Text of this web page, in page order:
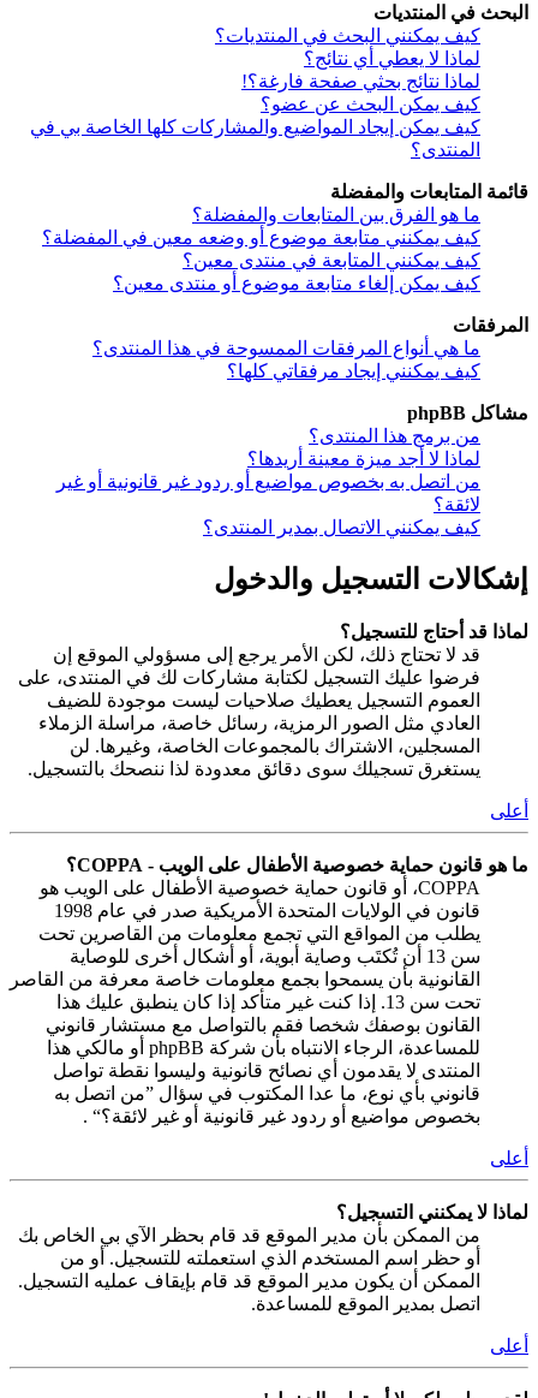
البحث في المنتديات
كيف يمكنني البحث في المنتديات؟
لماذا لا يعطي أي نتائج؟
لماذا نتائج بحثي صفحة فارغة؟!
كيف يمكن البحث عن عضو؟
كيف يمكن إيجاد المواضيع والمشاركات كلها الخاصة بي في
المنتدى؟
قائمة المتابعات والمفضلة
ما هو الفرق بين المتابعات والمفضلة؟
كيف يمكنني متابعة موضوع أو وضعه معين في المفضلة؟
كيف يمكنني المتابعة في منتدى معين؟
كيف يمكن إلغاء متابعة موضوع أو منتدى معين؟
المرفقات
ما هي أنواع المرفقات الممسوحة في هذا المنتدى؟
كيف يمكنني إيجاد مرفقاتي كلها؟
مشاكل phpBB
من برمج هذا المنتدى؟
لماذا لا أجد ميزة معينة أريدها؟
من اتصل به بخصوص مواضيع أو ردود غير قانونية أو غير
لائقة؟
كيف يمكنني الاتصال بمدير المنتدى؟
إشكالات التسجيل والدخول
لماذا قد أحتاج للتسجيل؟
قد لا تحتاج ذلك، لكن الأمر يرجع إلى مسؤولي الموقع إن
فرضوا عليك التسجيل لكتابة مشاركات لك في المنتدى، على
العموم التسجيل يعطيك صلاحيات ليست موجودة للضيف
العادي مثل الصور الرمزية، رسائل خاصة، مراسلة الزملاء
المسجلين، الاشتراك بالمجموعات الخاصة، وغيرها. لن
يستغرق تسجيلك سوى دقائق معدودة لذا ننصحك بالتسجيل.
أعلى
ما هو قانون حماية خصوصية الأطفال على الويب - COPPA؟
COPPA، أو قانون حماية خصوصية الأطفال على الويب هو
قانون في الولايات المتحدة الأمريكية صدر في عام 1998
يطلب من المواقع التي تجمع معلومات من القاصرين تحت
سن 13 أن تُكتَب وصاية أبوية، أو أشكال أخرى للوصاية
القانونية بأن يسمحوا بجمع معلومات خاصة معرفة من القاصر
تحت سن 13. إذا كنت غير متأكد إذا كان ينطبق عليك هذا
القانون بوصفك شخصا فقم بالتواصل مع مستشار قانوني
للمساعدة، الرجاء الانتباه بأن شركة phpBB أو مالكي هذا
المنتدى لا يقدمون أي نصائح قانونية وليسوا نقطة تواصل
قانوني بأي نوع، ما عدا المكتوب في سؤال ”من اتصل به
بخصوص مواضيع أو ردود غير قانونية أو غير لائقة؟“ .
أعلى
لماذا لا يمكنني التسجيل؟
من الممكن بأن مدير الموقع قد قام بحظر الآي بي الخاص بك
أو حظر اسم المستخدم الذي استعملته للتسجيل. أو من
الممكن أن يكون مدير الموقع قد قام بإيقاف عمليه التسجيل.
اتصل بمدير الموقع للمساعدة.
أعلى